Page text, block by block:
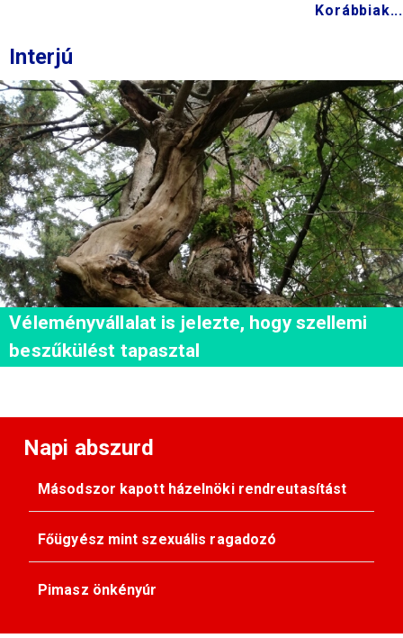
Korábbiak...
Interjú
Véleményvállalat is jelezte, hogy szellemi
beszűkülést tapasztal
Napi abszurd
Másodszor kapott házelnöki rendreutasítást
Főügyész mint szexuális ragadozó
Pimasz önkényúr